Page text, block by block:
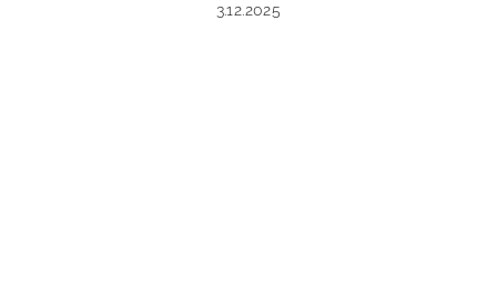
3.12.2025